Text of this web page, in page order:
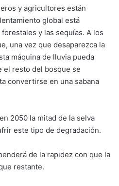
y agricultores están
global está
y las sequías. A los
una vez que desaparezca la
máquina de lluvia pueda
el resto del bosque se
convertirse en una sabana
2050 la mitad de la selva
este tipo de degradación.
de la rapidez con que la
restante.